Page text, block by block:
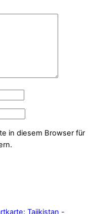
in diesem Browser für